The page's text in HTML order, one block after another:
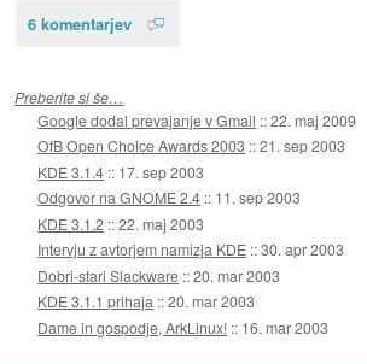
6 komentarjev
Preberite si še…
Google dodal prevajanje v Gmail ::22. maj 2009
OfB Open Choice Awards 2003 ::21. sep 2003
KDE 3.1.4 :: 17. sep 2003
Odgovor na GNOME 2.4 :: 11. sep 2003
KDE 3.1.2 ::22. maj 2003
Intervju z avtorjem namizja KDE ::30. apr 2003
Dobri-stari Slackware ::20. mar 2003
KDE 3.1.1 prihaja ::20. mar 2003
Dame in gospodje, ArkLinux! :: 16. mar 2003